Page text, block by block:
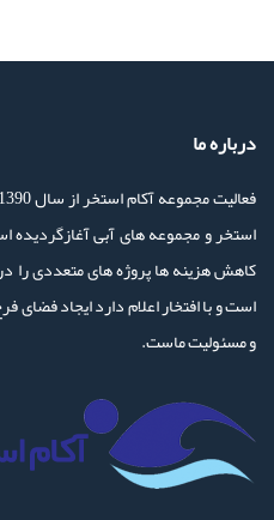
درباره ما
استخر و مجموعه های آبی آغازگردیده
کاهش هزینه ها پروژه های متعددی
است و با افتخار اعلام دارد ایجاد
و مسئولیت ماست.